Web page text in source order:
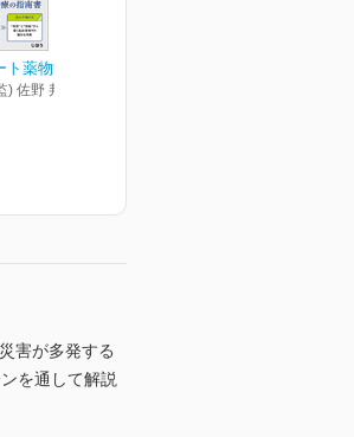
薬物治療
佐野 邦明(編)
害が多発する
を通して解説